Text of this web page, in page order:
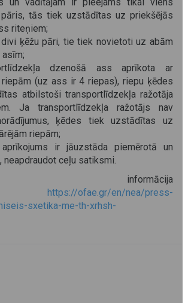
un vadītājam ir pieejams tikai viens
tās tiek uzstādītas uz priekšējās
riteņiem;
ķēžu pāri, tie tiek novietoti uz abām
dzenošā ass aprīkota ar
riepām (uz ass ir 4 riepas), riepu ķēdes
atbilstoši transportlīdzekļa ražotāja
Ja transportlīdzekļa ražotājs nav
ķēdes tiek uzstādītas uz
riepām;
ir jāuzstāda piemērotā un
neapdraudot ceļu satiksmi.
informācija
ofae.gr/en/nea/press-
sxetika-me-th-xrhsh-